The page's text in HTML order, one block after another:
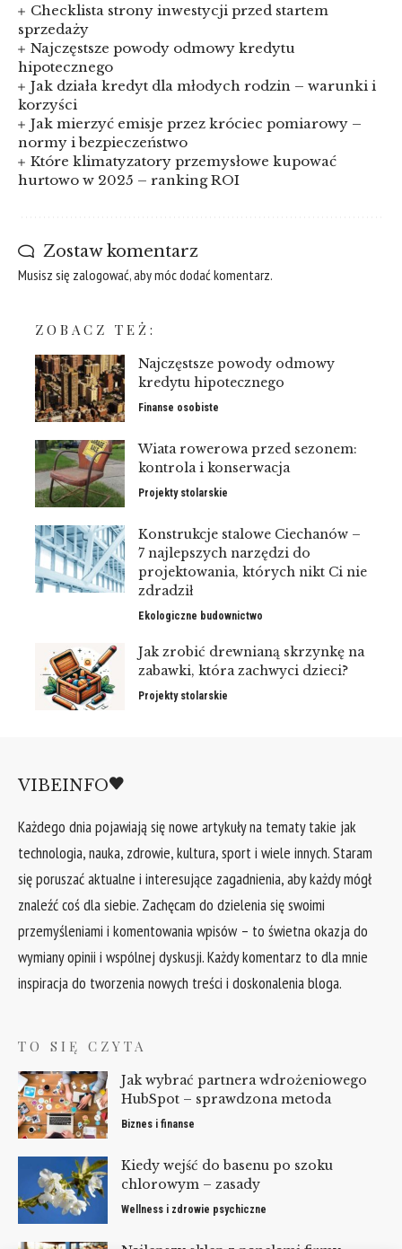
Checklista strony inwestycji przed startem
sprzedaży
Najczęstsze powody odmowy kredytu
hipotecznego
Jak działa kredyt dla młodych rodzin – warunki i
korzyści
Jak mierzyć emisje przez króciec pomiarowy –
normy i bezpieczeństwo
Które klimatyzatory przemysłowe kupować
hurtowo w 2025 – ranking ROI
Zostaw komentarz
Musisz się zalogować, aby móc dodać komentarz.
ZOBACZ TEŻ:
Najczęstsze powody odmowy
kredytu hipotecznego
Finanse osobiste
Wiata rowerowa przed sezonem:
kontrola i konserwacja
Projekty stolarskie
Konstrukcje stalowe Ciechanów –
7 najlepszych narzędzi do
projektowania, których nikt Ci nie
zdradził
Ekologiczne budownictwo
Jak zrobić drewnianą skrzynkę na
zabawki, która zachwyci dzieci?
Projekty stolarskie
VIBEINFO
Każdego dnia pojawiają się nowe artykuły na tematy takie jak
technologia, nauka, zdrowie, kultura, sport i wiele innych. Staram
się poruszać aktualne i interesujące zagadnienia, aby każdy mógł
znaleźć coś dla siebie. Zachęcam do dzielenia się swoimi
przemyśleniami i komentowania wpisów – to świetna okazja do
wymiany opinii i wspólnej dyskusji. Każdy komentarz to dla mnie
inspiracja do tworzenia nowych treści i doskonalenia bloga.
TO SIĘ CZYTA
Jak wybrać partnera wdrożeniowego
HubSpot – sprawdzona metoda
Biznes i finanse
Kiedy wejść do basenu po szoku
chlorowym – zasady
Wellness i zdrowie psychiczne